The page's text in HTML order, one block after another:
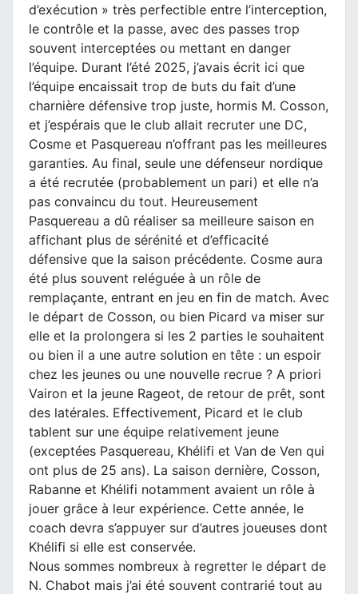
d’exécution » très perfectible entre l’interception,
le contrôle et la passe, avec des passes trop
souvent interceptées ou mettant en danger
l’équipe. Durant l’été 2025, j’avais écrit ici que
l’équipe encaissait trop de buts du fait d’une
charnière défensive trop juste, hormis M. Cosson,
et j’espérais que le club allait recruter une DC,
Cosme et Pasquereau n’offrant pas les meilleures
garanties. Au final, seule une défenseur nordique
a été recrutée (probablement un pari) et elle n’a
pas convaincu du tout. Heureusement
Pasquereau a dû réaliser sa meilleure saison en
affichant plus de sérénité et d’efficacité
défensive que la saison précédente. Cosme aura
été plus souvent reléguée à un rôle de
remplaçante, entrant en jeu en fin de match. Avec
le départ de Cosson, ou bien Picard va miser sur
elle et la prolongera si les 2 parties le souhaitent
ou bien il a une autre solution en tête : un espoir
chez les jeunes ou une nouvelle recrue ? A priori
Vairon et la jeune Rageot, de retour de prêt, sont
des latérales. Effectivement, Picard et le club
tablent sur une équipe relativement jeune
(exceptées Pasquereau, Khélifi et Van de Ven qui
ont plus de 25 ans). La saison dernière, Cosson,
Rabanne et Khélifi notamment avaient un rôle à
jouer grâce à leur expérience. Cette année, le
coach devra s’appuyer sur d’autres joueuses dont
Khélifi si elle est conservée.
Nous sommes nombreux à regretter le départ de
N. Chabot mais j’ai été souvent contrarié tout au